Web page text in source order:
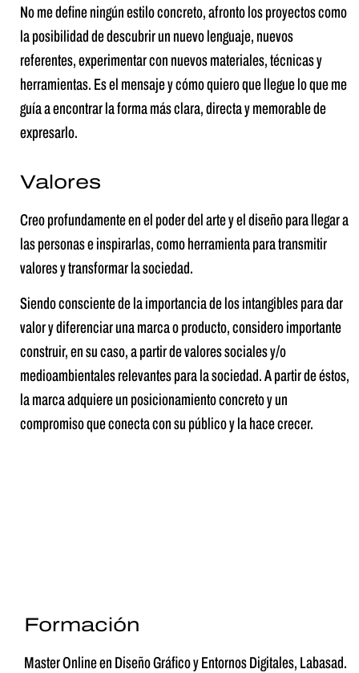
No me define ningún estilo concreto, afronto los proyectos como
la posibilidad de descubrir un nuevo lenguaje, nuevos
referentes, experimentar con nuevos materiales, técnicas y
herramientas. Es el mensaje y cómo quiero que llegue lo que me
guía a encontrar la forma más clara, directa y memorable de
expresarlo.
Valores
Creo profundamente en el poder del arte y el diseño para llegar a
las personas e inspirarlas, como herramienta para transmitir
valores y transformar la sociedad.
Siendo consciente de la importancia de los intangibles para dar
valor y diferenciar una marca o producto, considero importante
construir, en su caso, a partir de valores sociales y/o
medioambientales relevantes para la sociedad. A partir de éstos,
la marca adquiere un posicionamiento concreto y un
compromiso que conecta con su público y la hace crecer.
Formación
Master Online en Diseño Gráfico y Entornos Digitales, Labasad.